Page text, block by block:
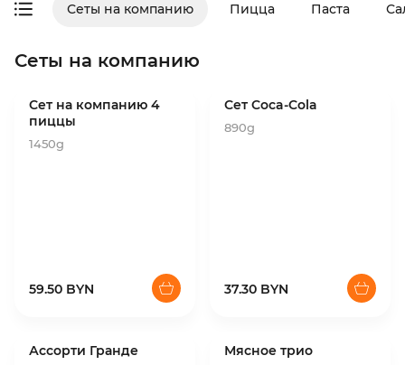
Сеты на компанию Пицца Паста
Сеты на компанию
Сет на компанию 4
пиццы
1450g
59.50 BYN
Сет Coca-Cola
890g
37.30 BYN
Ассорти Гранде Мясное трио